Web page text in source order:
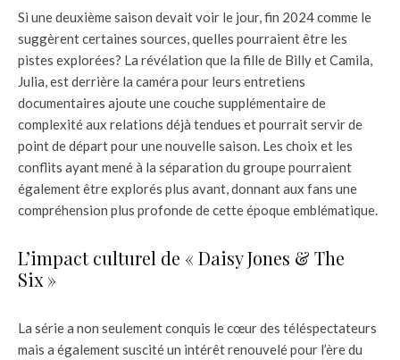
Si une deuxième saison devait voir le jour, fin 2024 comme le
suggèrent certaines sources, quelles pourraient être les
pistes explorées? La révélation que la fille de Billy et Camila,
Julia, est derrière la caméra pour leurs entretiens
documentaires ajoute une couche supplémentaire de
complexité aux relations déjà tendues et pourrait servir de
point de départ pour une nouvelle saison. Les choix et les
conflits ayant mené à la séparation du groupe pourraient
également être explorés plus avant, donnant aux fans une
compréhension plus profonde de cette époque emblématique.
L’impact culturel de « Daisy Jones & The
Six »
La série a non seulement conquis le cœur des téléspectateurs
mais a également suscité un intérêt renouvelé pour l’ère du